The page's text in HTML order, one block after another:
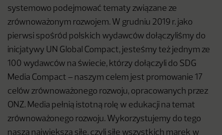
systemowo podejmować tematy związane ze
zrównoważonym rozwojem. W grudniu 2019 r. jako
pierwsi spośród polskich wydawców dołączyliśmy do
inicjatywy UN Global Compact, jesteśmy też jednym ze
100 wydawców na świecie, którzy dołączyli do SDG
Media Compact – naszym celem jest promowanie 17
celów zrównoważonego rozwoju, opracowanych przez
ONZ. Media pełnią istotną rolę w edukacji na temat
zrównoważonego rozwoju. Wykorzystujemy do tego
naszą największą siłę, czyli siłę wszystkich marek w